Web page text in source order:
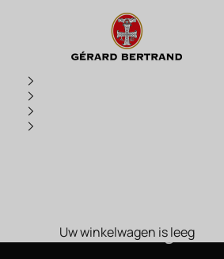
Château La Sauvageonne
Uw winkelwagen is leeg
Château La Sauvageonne